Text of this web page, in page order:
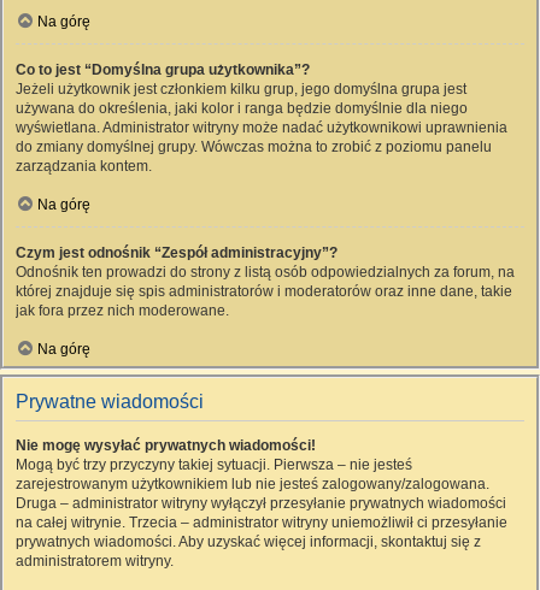
Na górę
Co to jest “Domyślna grupa użytkownika”?
Jeżeli użytkownik jest członkiem kilku grup, jego domyślna grupa jest
używana do określenia, jaki kolor i ranga będzie domyślnie dla niego
wyświetlana. Administrator witryny może nadać użytkownikowi uprawnienia
do zmiany domyślnej grupy. Wówczas można to zrobić z poziomu panelu
zarządzania kontem.
Na górę
Czym jest odnośnik “Zespół administracyjny”?
Odnośnik ten prowadzi do strony z listą osób odpowiedzialnych za forum, na
której znajduje się spis administratorów i moderatorów oraz inne dane, takie
jak fora przez nich moderowane.
Na górę
Prywatne wiadomości
Nie mogę wysyłać prywatnych wiadomości!
Mogą być trzy przyczyny takiej sytuacji. Pierwsza – nie jesteś
zarejestrowanym użytkownikiem lub nie jesteś zalogowany/zalogowana.
Druga – administrator witryny wyłączył przesyłanie prywatnych wiadomości
na całej witrynie. Trzecia – administrator witryny uniemożliwił ci przesyłanie
prywatnych wiadomości. Aby uzyskać więcej informacji, skontaktuj się z
administratorem witryny.